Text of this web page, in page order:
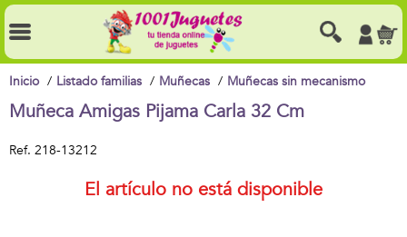
Inicio Listado familias Muñecas Muñecas sin mecanismo
Muñeca Amigas Pijama Carla 32 Cm
Ref. 218-13212
El artículo no está disponible